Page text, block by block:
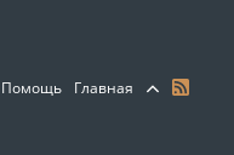
Помощь Главная